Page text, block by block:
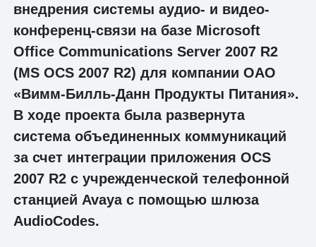
внедрения системы аудио- и видео-
конференц-связи на базе Microsoft
Office Communications Server 2007 R2
(MS OCS 2007 R2) для компании ОАО
«Вимм-Билль-Данн Продукты Питания».
В ходе проекта была развернута
система объединенных коммуникаций
за счет интеграции приложения OCS
2007 R2 с учрежденческой телефонной
станцией Avaya с помощью шлюза
AudioСodes.